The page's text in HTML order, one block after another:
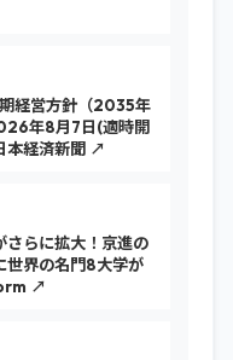
経営方針（2035年
年8月7日(適時開
本経済新聞 ↗
さらに拡大！京進の
世界の名門8大学が
↗